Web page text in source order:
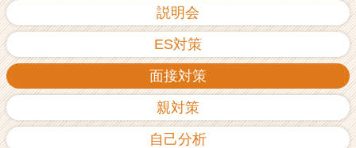
e
r
a
e
説明会
ES対策
面接対策
親対策
自己分析